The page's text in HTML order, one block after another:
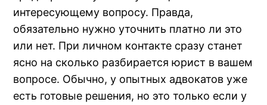
интересующему вопросу. Правда,
обязательно нужно уточнить платно ли это
или нет. При личном контакте сразу станет
ясно на сколько разбирается юрист в вашем
вопросе. Обычно, у опытных адвокатов уже
есть готовые решения, но это только если у